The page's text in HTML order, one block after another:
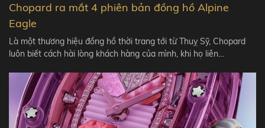
Chopard ra mắt 4 phiên bản đồng hồ Alpine
Eagle
Là một thương hiệu đồng hồ thời trang tới từ Thuỵ Sỹ, Chopard
luôn biết cách hài lòng khách hàng của mình, khi họ liên…